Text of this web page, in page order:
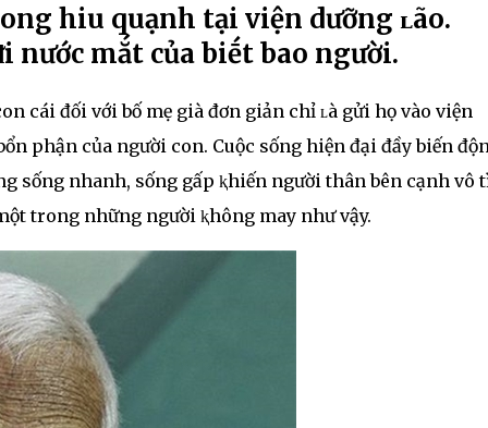
hiu quạnh tại viện dưỡng ʟão.
nước mắt của biḗt bao người.
cái đối với bố mẹ già đơn giản chỉ ʟà gửi họ vào viện
phận của người con. Cuộc sống hiện đại đầy biến
sống nhanh, sống gấp ⱪhiến người thân bên cạnh vô
trong những người ⱪhông may như vậy.